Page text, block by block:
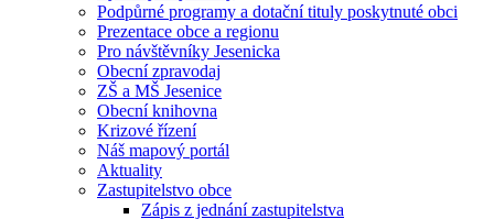
Podpůrné programy a dotační tituly poskytnuté obci
Prezentace obce a regionu
Pro návštěvníky Jesenicka
Obecní zpravodaj
ZŠ a MŠ Jesenice
Obecní knihovna
Krizové řízení
Náš mapový portál
Aktuality
Zastupitelstvo obce
Zápis z jednání zastupitelstva